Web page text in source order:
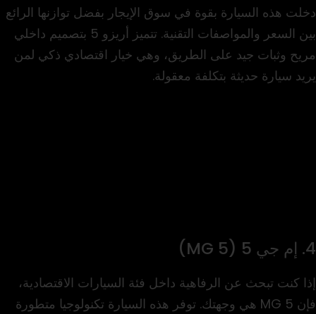
دخلت هذه السيارة بقوة في سوق الإيجار بفضل توازنها الرائع
بين السعر والمواصفات التقنية. تتميز أريزو 5 بتصميم داخلي
مريح وثبات جيد على الطريق، وهي خيار اقتصادي ذكي لمن
يريد سيارة حديثة بتكلفة معقولة.
4. إم جي 5 (MG 5)
إذا كنت تبحث عن الرفاهية داخل فئة السيارات الاقتصادية،
فإن MG 5 هي وجهتك. توفر هذه السيارة تكنولوجيا متطورة